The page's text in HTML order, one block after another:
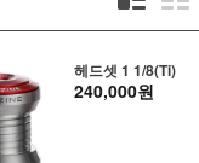
헤드셋 1 1/8(Ti)
240,000원